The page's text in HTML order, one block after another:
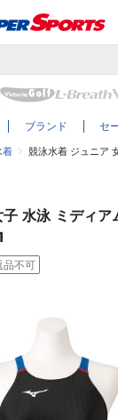
ブランド セ
着 競泳水着 ジュニア
水泳 ミディ
品不可